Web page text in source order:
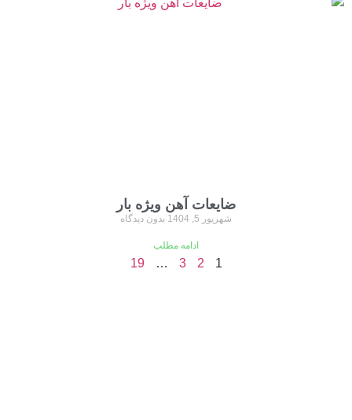
ضایعات آهن ویژه بار
شهریور 5, 1404 بدون دیدگاه
ادامه مطلب
1
2
3
…
19